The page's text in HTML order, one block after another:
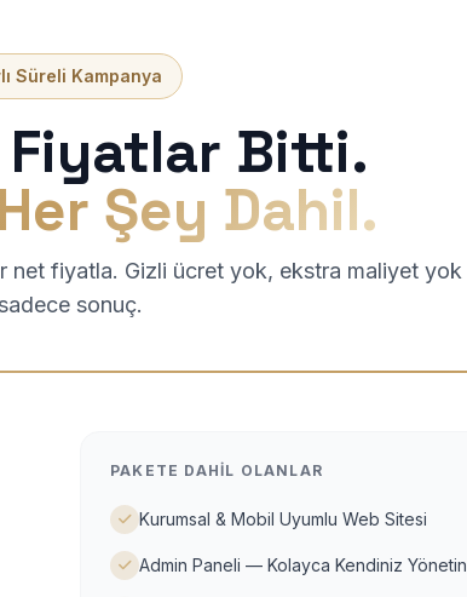
Süreli Kampanya
Fiyatlar Bitti.
Şey Dahil.
net fiyatla. Gizli ücret yok, ekstra maliyet yok
sonuç.
PAKETE DAHIL OLANLAR
Kurumsal & Mobil Uyumlu Web Sitesi
Admin Paneli — Kolayca Kendiniz Yönetin